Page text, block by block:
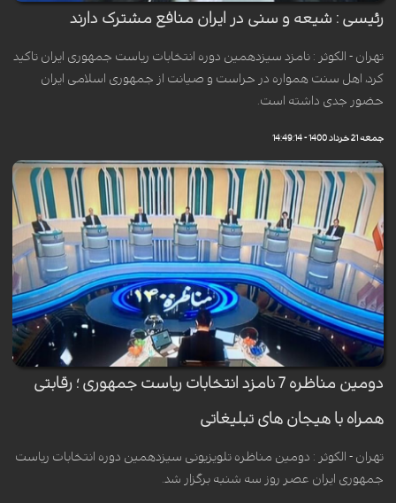
رئیسی : شیعه و سنی در ایران منافع مشترک دارند
تهران - الکوثر : نامزد سیزدهمین دوره انتخابات ریاست جمهوری ایران تاکید
کرد، اهل سنت همواره در حراست و صیانت از جمهوری اسلامی ایران
حضور جدی داشته است.
جمعه 21 خرداد 1400 - 14:49:14
دومین مناظره 7 نامزد انتخابات ریاست جمهوری ؛ رقابتی
همراه با هیجان های تبلیغاتی
تهران - الکوثر : دومین مناظره تلویزیونی سیزدهمین دوره انتخابات ریاست
جمهوری ایران عصر روز سه شنبه برگزار شد.